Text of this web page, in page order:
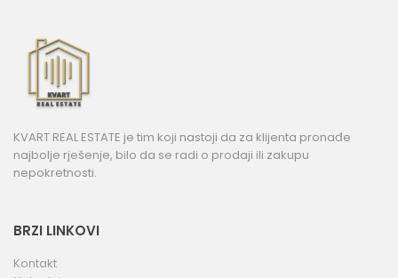
KVART REAL ESTATE je tim koji nastoji da za klijenta pronađe
najbolje rješenje, bilo da se radi o prodaji ili zakupu
nepokretnosti.
BRZI LINKOVI
Kontakt